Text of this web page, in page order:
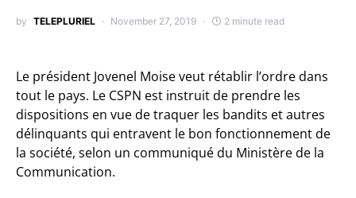
by TELEPLURIEL November 27, 2019 2 minute read
Le président Jovenel Moise veut rétablir l’ordre dans
tout le pays. Le CSPN est instruit de prendre les
dispositions en vue de traquer les bandits et autres
délinquants qui entravent le bon fonctionnement de
la société, selon un communiqué du Ministère de la
Communication.